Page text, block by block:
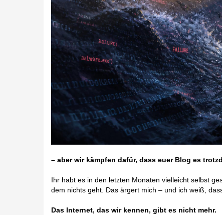
– aber wir kämpfen dafür, dass euer Blog es
Ihr habt es in den letzten Monaten vielleicht selbst
dem nichts geht. Das ärgert mich – und ich weiß,
Das Internet, das wir kennen, gibt es nicht mehr.